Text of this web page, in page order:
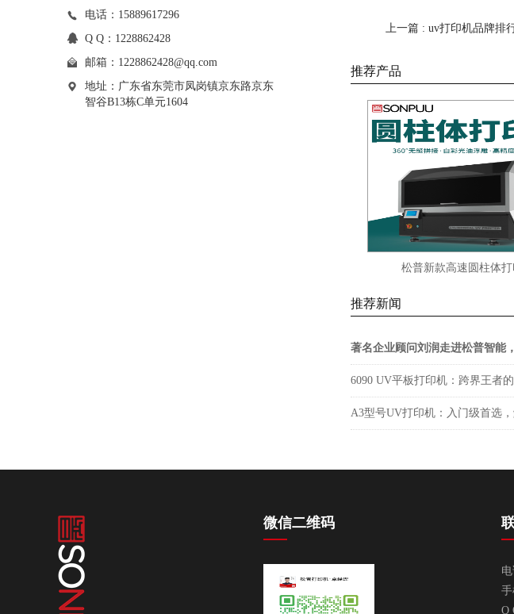
电话：15889617296
Q Q：1228862428
邮箱： 1228862428@qq.com
地址：广东省东莞市凤岗镇京东路京东
智谷B13栋C单元1604
上一篇 : uv打印机品牌排
推荐产品
松普新款高速圆柱体打印机
推荐新闻
微信二维码
手
Q